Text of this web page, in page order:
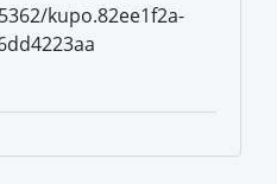
kupo.82ee1f2a-